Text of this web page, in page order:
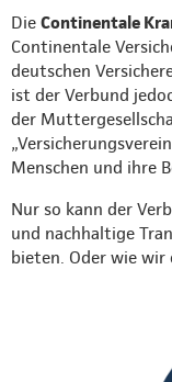
Die Continentale
Continentale
deutschen
ist der Verbund
der
Menschen und ihre
Nur so kann der
und nachhaltige
bieten. Oder wie wir